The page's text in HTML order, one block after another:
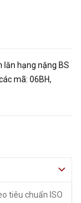
lăn hạng nặng BS
mã: 06BH,
tiêu chuẩn ISO